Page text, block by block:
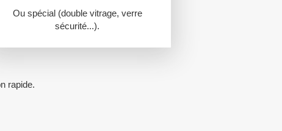
Ou spécial (double vitrage, verre
sécurité...).
rapide.